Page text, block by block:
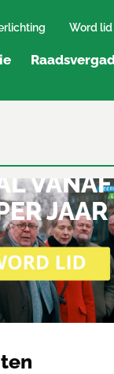
Word lid
VANAF
JAAR